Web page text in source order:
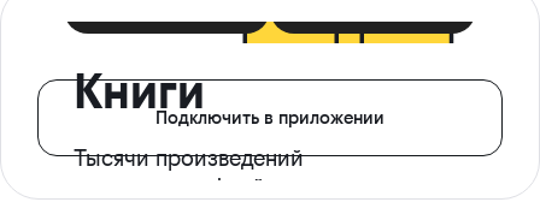
Книги
Тысячи произведений
с доступом офлайн
Подключить в приложении